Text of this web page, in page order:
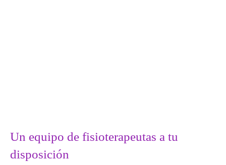
Un equipo de fisioterapeutas a tu
disposición